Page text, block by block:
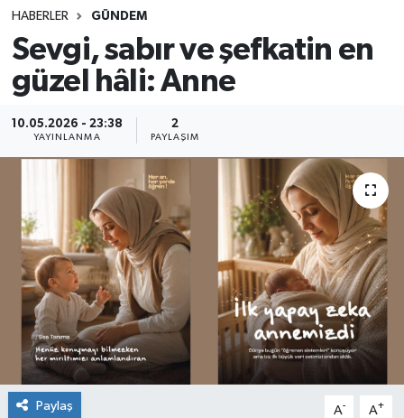
HABERLER GÜNDEM
Sevgi, sabır ve şefkatin en
güzel hâli: Anne
10.05.2026 - 23:38
YAYINLANMA
2
PAYLAŞIM
Paylaş A- A+
YARIŞMA/ETKİNLİKLER
ANKET
MEVZUAT/KARARLAR